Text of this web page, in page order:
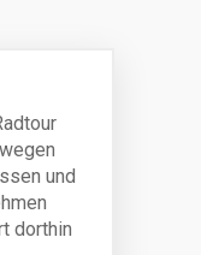
und
dorthin